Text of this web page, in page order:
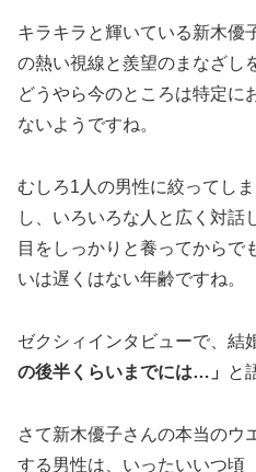
キラキラと輝いている新木優
の熱い視線と羨望のまなざし
どうやら今のところは特定に
ないようですね。
むしろ1人の男性に絞ってし
し、いろいろな人と広く対話
目をしっかりと養ってからで
いは遅くはない年齢ですね。
ゼクシィインタビューで、結
の後半くらいまでには…」
と
さて新木優子さんの本当のウ
する男性は、いったいいつ頃